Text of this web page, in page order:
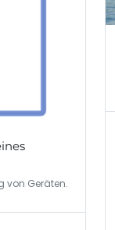
von Geräten.